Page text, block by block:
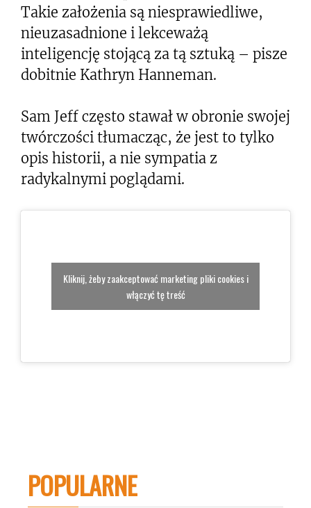
Takie założenia są niesprawiedliwe,
nieuzasadnione i lekceważą
inteligencję stojącą za tą sztuką – pisze
dobitnie Kathryn Hanneman.
Sam Jeff często stawał w obronie swojej
twórczości tłumacząc, że jest to tylko
opis historii, a nie sympatia z
radykalnymi poglądami.
Kliknij, żeby zaakceptować marketing pliki cookies i
włączyć tę treść
POPULARNE